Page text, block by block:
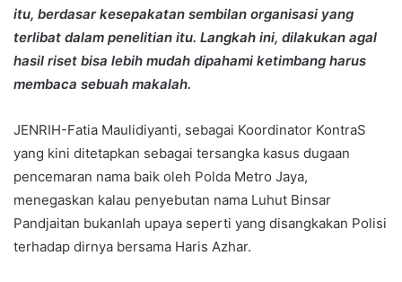
itu, berdasar kesepakatan sembilan organisasi yang
terlibat dalam penelitian itu. Langkah ini, dilakukan agal
hasil riset bisa lebih mudah dipahami ketimbang harus
membaca sebuah makalah.
JENRIH-Fatia Maulidiyanti, sebagai Koordinator KontraS
yang kini ditetapkan sebagai tersangka kasus dugaan
pencemaran nama baik oleh Polda Metro Jaya,
menegaskan kalau penyebutan nama Luhut Binsar
Pandjaitan bukanlah upaya seperti yang disangkakan Polisi
terhadap dirnya bersama Haris Azhar.